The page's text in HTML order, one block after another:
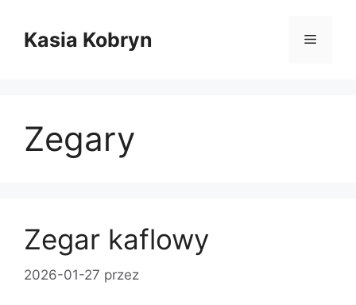
treściKasia Kobryn Menu
Zegary
Zegar kaflowy
2026-01-27 przez